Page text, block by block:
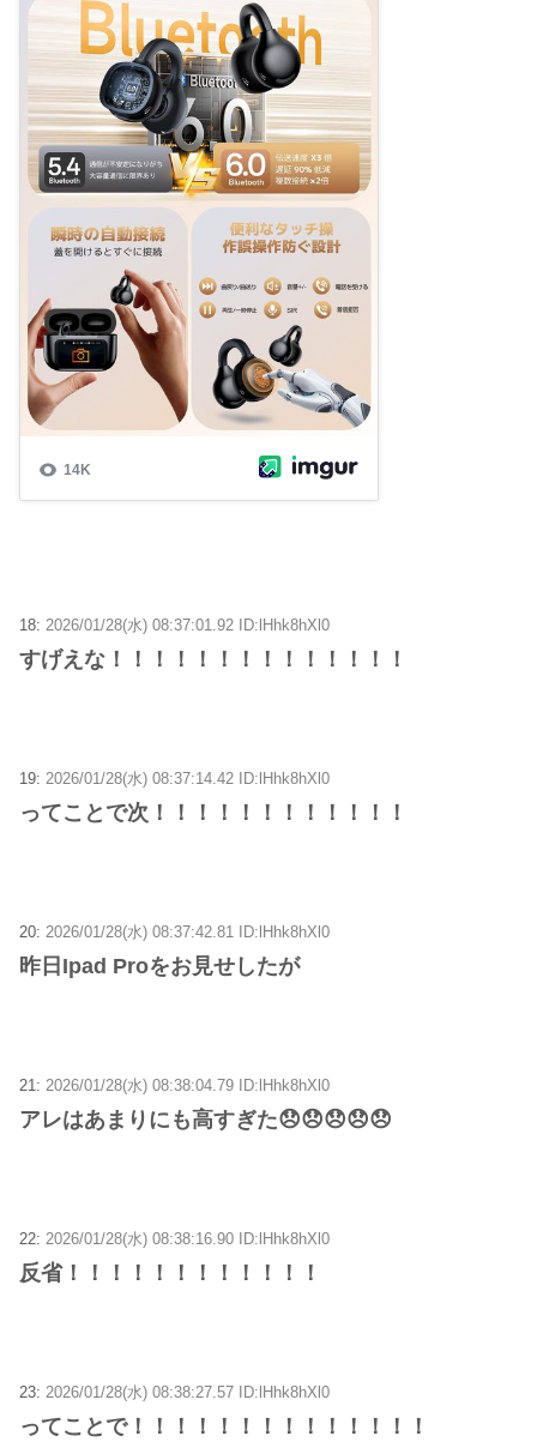
18: 2026/01/28(水) 08:37:01.92 ID:lHhk8hXl0
すげえな！！！！！！！！！！！！！！
19: 2026/01/28(水) 08:37:14.42 ID:lHhk8hXl0
ってことで次！！！！！！！！！！！！
20: 2026/01/28(水) 08:37:42.81 ID:lHhk8hXl0
昨日Ipad Proをお見せしたが
21: 2026/01/28(水) 08:38:04.79 ID:lHhk8hXl0
アレはあまりにも高すぎた😞😞😞😞😞
22: 2026/01/28(水) 08:38:16.90 ID:lHhk8hXl0
反省！！！！！！！！！！！！
23: 2026/01/28(水) 08:38:27.57 ID:lHhk8hXl0
ってことで！！！！！！！！！！！！！！